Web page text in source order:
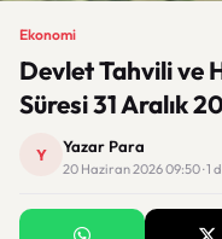
Ekonomi
Devlet Tahvili ve
Süresi 31 Aralık
Y Yazar Para
20 Haziran 2026 09:50 · 1